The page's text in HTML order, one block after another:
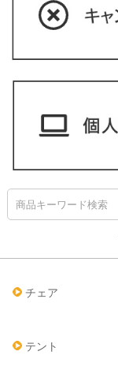
チェア
テント